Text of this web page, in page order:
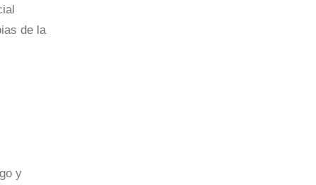
de la
y